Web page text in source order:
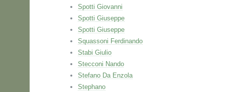
Spotti Giovanni
Spotti Giuseppe
Spotti Giuseppe
Squassoni Ferdinando
Stabi Giulio
Stecconi Nando
Stefano Da Enzola
Stephano